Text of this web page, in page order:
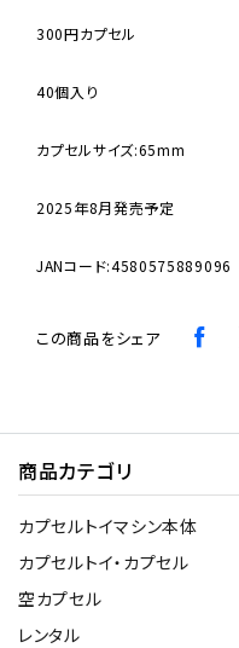
300円カプセル
40個入り
カプセルサイズ:65mm
2025年8月発売予定
JANコード:4580575889096
この商品をシェア
商品カテゴリ
カプセルトイマシン本体
カプセルトイ・カプセル
空カプセル
レンタル